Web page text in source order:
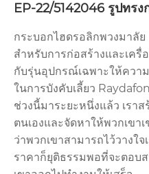
EP-22/5142046 รูปทร
กระบอกไฮดรอลิกพวงมาลั
สำหรับการก่อสร้างและเครื่
กับรุ่นอุปกรณ์เฉพาะให้ควา
ในการบังคับเลี้ยว
ช่วงนี้มาระยะหนึ่งแล้ว เรา
ตนเองและจัดหาให้พวกเขา
ว่าพวกเขาสามารถไว้วางใ
ราคาก็ยุติธรรมพอที่จะตอบ